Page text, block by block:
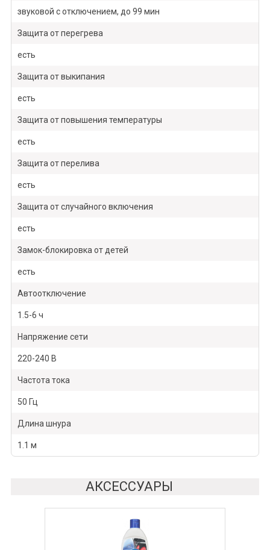
звуковой с отключением, до 99 мин
Защита от перегрева
есть
Защита от выкипания
есть
Защита от повышения температуры
есть
Защита от перелива
есть
Защита от случайного включения
есть
Замок-блокировка от детей
есть
Автоотключение
1.5-6 ч
Напряжение сети
220-240 В
Частота тока
50 Гц
Длина шнура
1.1 м
АКСЕССУАРЫ